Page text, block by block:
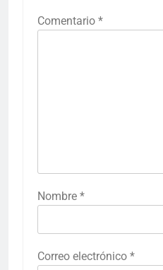
Comentario *
Nombre *
Correo electrónico *